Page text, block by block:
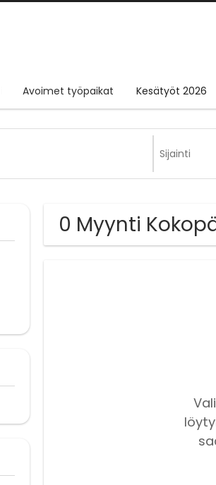
Avoimet työpaikat Kesätyöt 2026
0 Myynti